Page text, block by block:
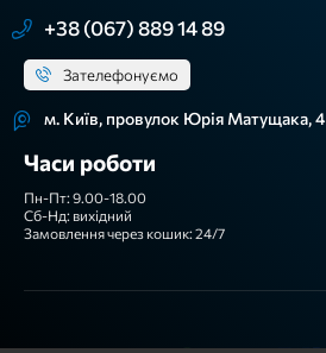
+38 (067) 889 14 89
Зателефонуємо
м. Київ, провулок Юрія Матущака, 4
Часи роботи
Пн-Пт: 9.00-18.00
Сб-Нд: вихідний
Замовлення через кошик: 24/7